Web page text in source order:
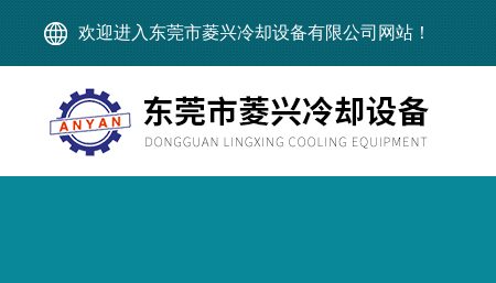
欢迎进入东莞市菱兴冷却设备有限公司网站！